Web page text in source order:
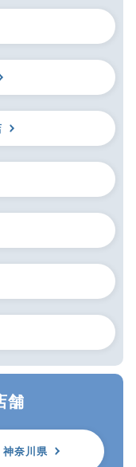
舗
神奈川県